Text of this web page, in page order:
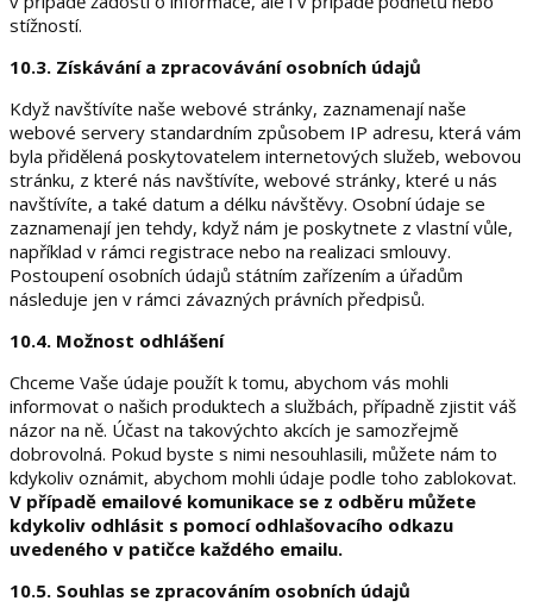
stížností.
10.3. Získávání a zpracovávání osobních údajů
Když navštívíte naše webové stránky, zaznamenají naše
webové servery standardním způsobem IP adresu, která vám
byla přidělená poskytovatelem internetových služeb, webovou
stránku, z které nás navštívíte, webové stránky, které u nás
navštívíte, a také datum a délku návštěvy. Osobní údaje se
zaznamenají jen tehdy, když nám je poskytnete z vlastní vůle,
například v rámci registrace nebo na realizaci smlouvy.
Postoupení osobních údajů státním zařízením a úřadům
následuje jen v rámci závazných právních předpisů.
10.4. Možnost odhlášení
Chceme Vaše údaje použít k tomu, abychom vás mohli
informovat o našich produktech a službách, případně zjistit váš
názor na ně. Účast na takovýchto akcích je samozřejmě
dobrovolná. Pokud byste s nimi nesouhlasili, můžete nám to
kdykoliv oznámit, abychom mohli údaje podle toho zablokovat.
V případě emailové komunikace se z odběru můžete
kdykoliv odhlásit s pomocí odhlašovacího odkazu
uvedeného v patičce každého emailu.
10.5. Souhlas se zpracováním osobních údajů